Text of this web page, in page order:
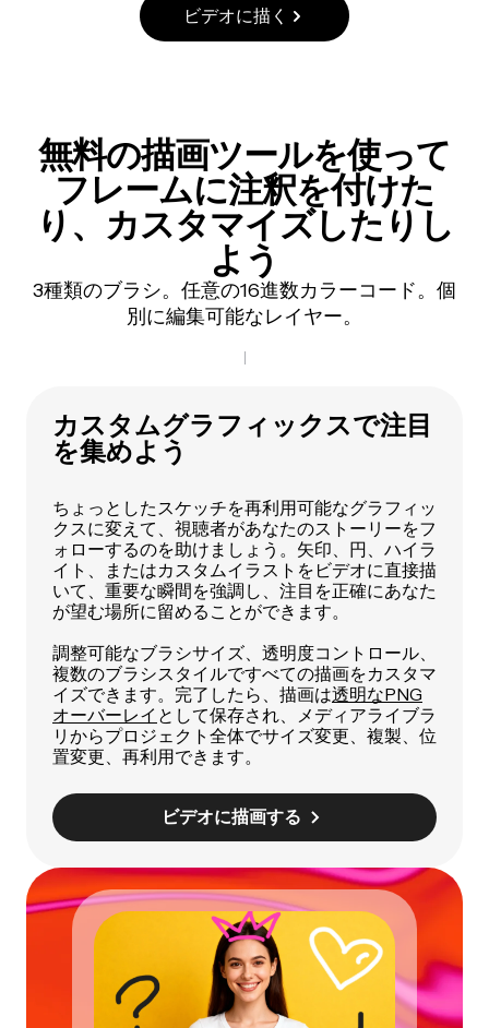
ビデオに描く
無料の描画ツールを使って
フレームに注釈を付けた
り、カスタマイズしたりし
よう
3種類のブラシ。任意の16進数カラーコード。個
別に編集可能なレイヤー。
カスタムグラフィックスで注目
を集めよう
ちょっとしたスケッチを再利用可能なグラフィッ
クスに変えて、視聴者があなたのストーリーをフ
ォローするのを助けましょう。矢印、円、ハイラ
イト、またはカスタムイラストをビデオに直接描
いて、重要な瞬間を強調し、注目を正確にあなた
が望む場所に留めることができます。
調整可能なブラシサイズ、透明度コントロール、
複数のブラシスタイルですべての描画をカスタマ
イズできます。完了したら、描画は透明なPNG
オーバーレイ として保存され、メディアライブラ
リからプロジェクト全体でサイズ変更、複製、位
置変更、再利用できます。
ビデオに描画する